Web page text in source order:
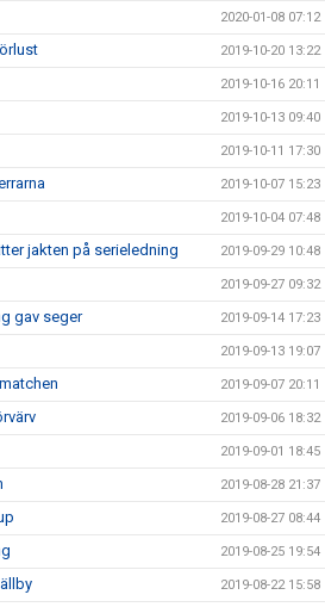
2020-01-08 07:12
2019-10-20 13:22
2019-10-16 20:11
2019-10-13 09:40
2019-10-11 17:30
2019-10-07 15:23
2019-10-04 07:48
jakten på serieledning 2019-09-29 10:48
2019-09-27 09:32
gav seger 2019-09-14 17:23
2019-09-13 19:07
2019-09-07 20:11
2019-09-06 18:32
2019-09-01 18:45
2019-08-28 21:37
2019-08-27 08:44
2019-08-25 19:54
2019-08-22 15:58